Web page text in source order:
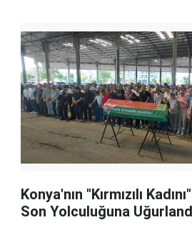
Konya'nın "Kırmızılı
Son Yolculuğuna